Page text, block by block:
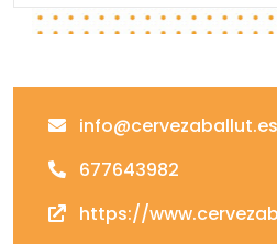
info@cervezaballut.es
677643982
https://